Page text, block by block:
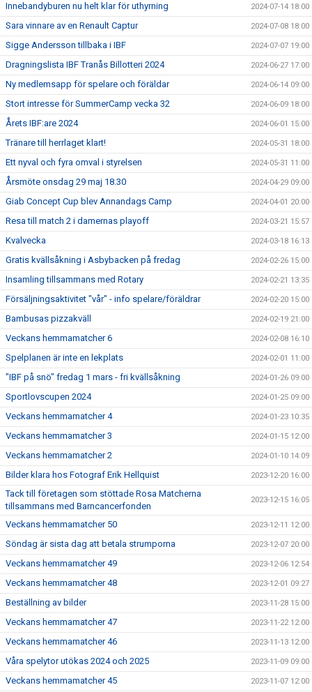
Innebandyburen nu helt klar för uthyrning 2024-07-14 18:00
Sara vinnare av en Renault Captur 2024-07-08 18:00
Sigge Andersson tillbaka i IBF 2024-07-07 19:00
Dragningslista IBF Tranås Billotteri 2024 2024-06-27 17:00
Ny medlemsapp för spelare och föräldar 2024-06-14 09:00
Stort intresse för SummerCamp vecka 32 2024-06-09 18:00
Årets IBF:are 2024 2024-06-01 15:00
Tränare till herrlaget klart! 2024-05-31 18:00
Ett nyval och fyra omval i styrelsen 2024-05-31 11:00
Årsmöte onsdag 29 maj 18.30 2024-04-29 09:00
Giab Concept Cup blev Annandags Camp 2024-04-01 20:00
Resa till match 2 i damernas playoff 2024-03-21 15:57
Kvalvecka 2024-03-18 16:13
Gratis kvällsåkning i Asbybacken på fredag 2024-02-26 15:00
Insamling tillsammans med Rotary 2024-02-21 13:35
Försäljningsaktivitet "vår" - info spelare/föräldrar 2024-02-20 15:00
Bambusas pizzakväll 2024-02-19 21:00
Veckans hemmamatcher 6 2024-02-08 16:10
Spelplanen är inte en lekplats 2024-02-01 11:00
"IBF på snö" fredag 1 mars - fri kvällsåkning 2024-01-26 09:00
Sportlovscupen 2024 2024-01-25 09:00
Veckans hemmamatcher 4 2024-01-23 10:35
Veckans hemmamatcher 3 2024-01-15 12:00
Veckans hemmamatcher 2 2024-01-10 14:09
Bilder klara hos Fotograf Erik Hellquist 2023-12-20 16:00
Tack till företagen som stöttade Rosa Matcherna
tillsammans med Barncancerfonden
2023-12-15 16:05
Veckans hemmamatcher 50 2023-12-11 12:00
Söndag är sista dag att betala strumporna 2023-12-07 20:00
Veckans hemmamatcher 49 2023-12-06 12:54
Veckans hemmamatcher 48 2023-12-01 09:27
Beställning av bilder 2023-11-28 15:00
Veckans hemmamatcher 47 2023-11-22 12:00
Veckans hemmamatcher 46 2023-11-13 12:00
Våra spelytor utökas 2024 och 2025 2023-11-09 09:00
Veckans hemmamatcher 45 2023-11-07 12:00